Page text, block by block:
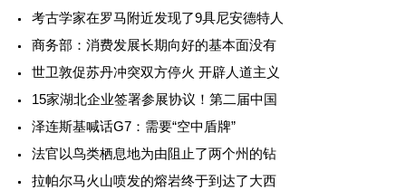
考古学家在罗马附近发现了9具尼安德特人
商务部：消费发展长期向好的基本面没有
世卫敦促苏丹冲突双方停火 开辟人道主义
15家湖北企业签署参展协议！第二届中国
泽连斯基喊话G7：需要“空中盾牌”
法官以鸟类栖息地为由阻止了两个州的钻
拉帕尔马火山喷发的熔岩终于到达了大西